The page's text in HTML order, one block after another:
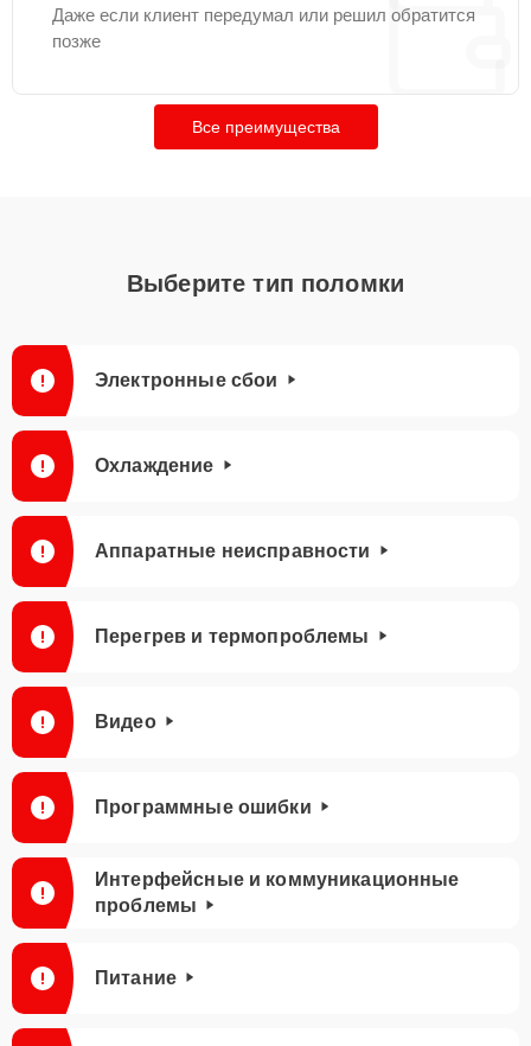
Даже если клиент передумал или решил обратится
позже
Все преимущества
Выберите тип поломки
Электронные сбои
Охлаждение
Аппаратные неисправности
Перегрев и термопроблемы
Видео
Программные ошибки
Интерфейсные и коммуникационные
проблемы
Питание